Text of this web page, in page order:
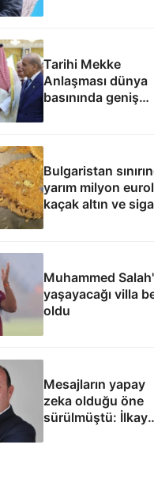
Tarihi Mekke
Anlaşması dünya
basınında geniş
yankı uyandırdı
Bulgaristan
yarım milyon
kaçak altın ve
yakalandı
Muhammed
yaşayacağı villa
oldu
Mesajların yapay
zeka olduğu öne
sürülmüştü: İlkay